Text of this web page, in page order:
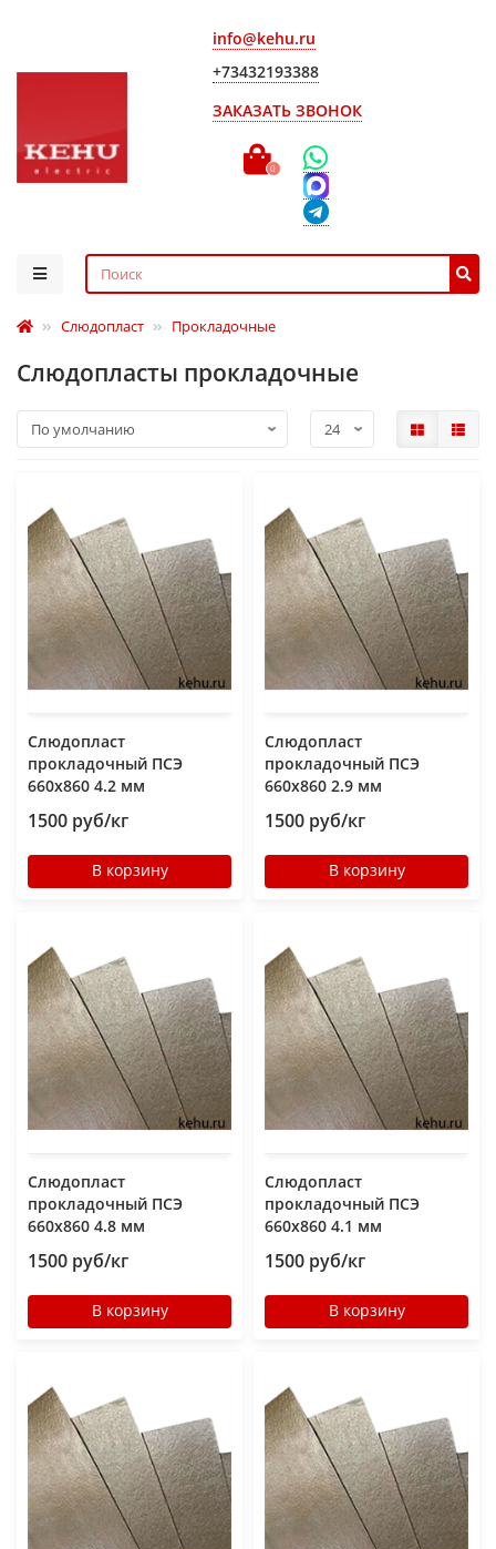
info@kehu.ru
+73432193388
ЗАКАЗАТЬ ЗВОНОК
0
Слюдопласт Прокладочные
Слюдопласты прокладочные
Слюдопласт
прокладочный ПСЭ
660x860 4.2 мм
1500 руб/кг
В корзину
Слюдопласт
прокладочный ПСЭ
660x860 2.9 мм
1500 руб/кг
В корзину
Слюдопласт
прокладочный ПСЭ
660x860 4.8 мм
1500 руб/кг
В корзину
Слюдопласт
прокладочный ПСЭ
660x860 4.1 мм
1500 руб/кг
В корзину